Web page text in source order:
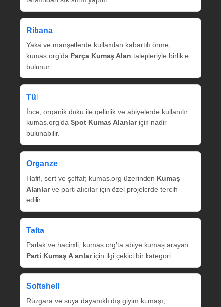
Ribana
Yaka ve manşetlerde kullanılan kabartılı örme;
kumas.org’da Parça Kumaş Alan talepleriyle birlikte
bulunur.
Tül
İnce, organik doku ile gelinlik ve abiyelerde kullanılır.
kumas.org’da Spot Kumaş Alanlariçin nadir
bulunabilir.
Organze
Hafif, sert ve şeffaf; kumas.org üzerinden Kumaş
Alanlarve parti alıcılar için özel projelerde tercih
edilir.
Tafta
Parlak ve hacimli; kumas.org’ta abiye kumaş arayan
Parti Kumaş Alanlariçin ilgi çekici bir kategori.
Softshell
Rüzgara ve suya dayanıklı dış giyim kumaşı;